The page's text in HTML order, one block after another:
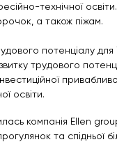
технічної
а також піжам.
потенціалу
трудового
освіти.
компанія Ellen
та спідньої